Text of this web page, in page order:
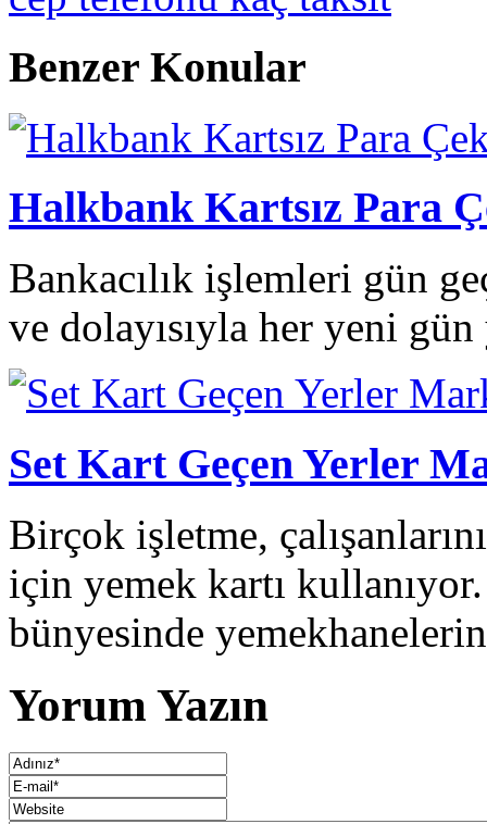
Benzer Konular
Halkbank Kartsız Para
Bankacılık işlemleri gün
ve dolayısıyla her yeni
Set Kart Geçen Yerler
Birçok işletme,
için yemek kartı
bünyesinde
Yorum Yazın